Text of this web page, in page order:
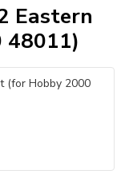
Eastern
48011)